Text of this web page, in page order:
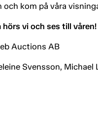
kom på våra
hörs vi och ses till våren!
Auctions AB
Svensson, Michael